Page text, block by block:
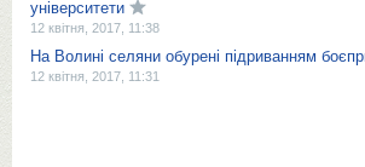
університети
12 квітня, 2017, 11:38
На Волині селяни обурені підриванням
12 квітня, 2017, 11:31